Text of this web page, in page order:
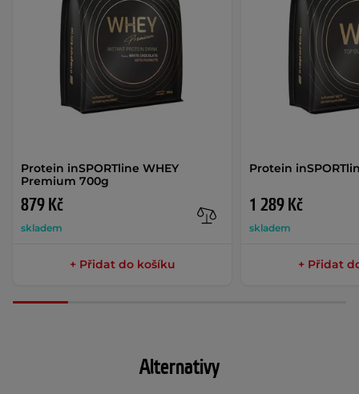
Protein inSPORTline WHEY
Premium 700g
879 Kč
skladem
+ Přidat do košíku
Protein
1 289 Kč
skladem
+ Přidat
Alternativy